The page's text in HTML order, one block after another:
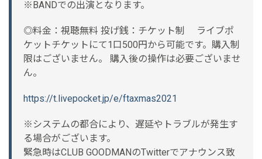
※BANDでの出演となります。
◎料金：視聴無料 投げ銭：チケット制 ライブポ
ケットチケットにて1口500円から可能です。購入制
限はございません。 購入後の操作は必要ございませ
ん。
https://t.livepocket.jp/e/ftaxmas2021
※システムの都合により、遅延やトラブルが発生す
る場合がございます。
緊急時はCLUB GOODMANのTwitterでアナウンス致